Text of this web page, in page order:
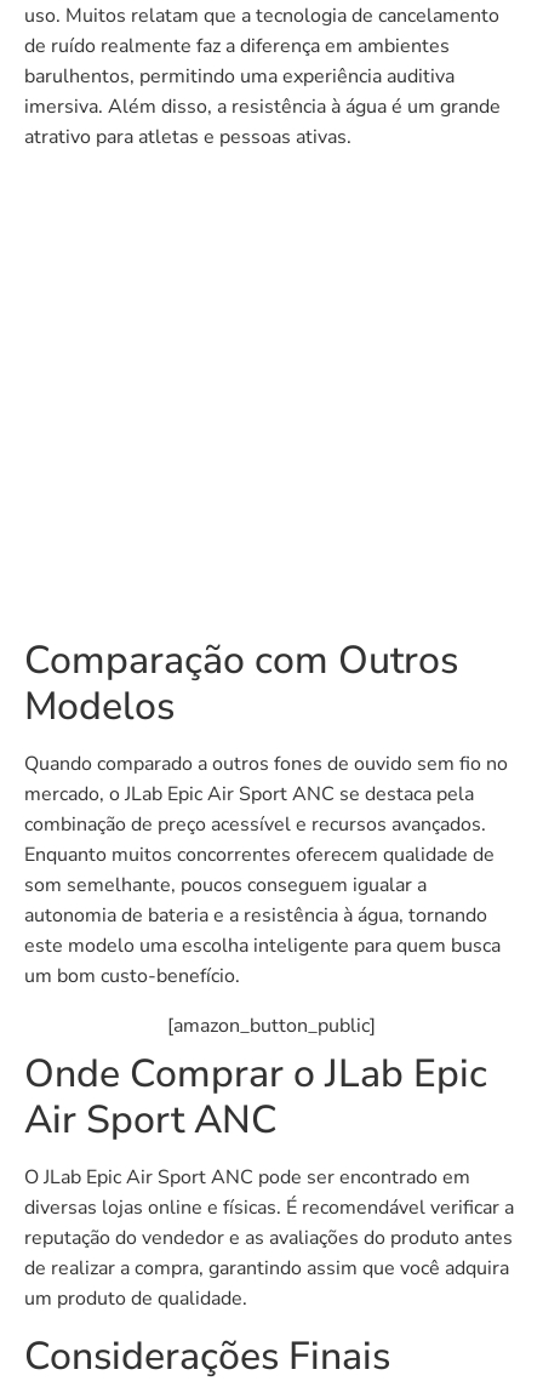
uso. Muitos relatam que a tecnologia de cancelamento
de ruído realmente faz a diferença em ambientes
barulhentos, permitindo uma experiência auditiva
imersiva. Além disso, a resistência à água é um grande
atrativo para atletas e pessoas ativas.
Comparação com Outros
Modelos
Quando comparado a outros fones de ouvido sem fio no
mercado, o JLab Epic Air Sport ANC se destaca pela
combinação de preço acessível e recursos avançados.
Enquanto muitos concorrentes oferecem qualidade de
som semelhante, poucos conseguem igualar a
autonomia de bateria e a resistência à água, tornando
este modelo uma escolha inteligente para quem busca
um bom custo-benefício.
[amazon_button_public]
Onde Comprar o JLab Epic
Air Sport ANC
O JLab Epic Air Sport ANC pode ser encontrado em
diversas lojas online e físicas. É recomendável verificar a
reputação do vendedor e as avaliações do produto antes
de realizar a compra, garantindo assim que você adquira
um produto de qualidade.
Considerações Finais